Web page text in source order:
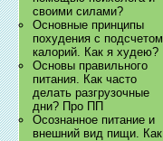
своими силами?
Основные принципы
похудения с подсчетом
калорий. Как я худею?
Основы правильного
питания. Как часто
делать разгрузочные
дни? Про ПП
Осознанное питание и
внешний вид пищи. Как